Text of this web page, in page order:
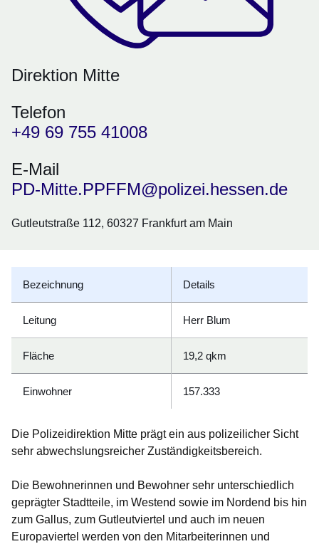
Direktion Mitte
Telefon
+49 69 755 41008
E-Mail
PD-Mitte.PPFFM@polizei.hessen.de
Gutleutstraße 112, 60327 Frankfurt am Main
Bezeichnung Details
Leitung Herr Blum
Fläche 19,2 qkm
Einwohner 157.333
Die Polizeidirektion Mitte prägt ein aus polizeilicher Sicht
sehr abwechslungsreicher Zuständigkeitsbereich.
Die Bewohnerinnen und Bewohner sehr unterschiedlich
geprägter Stadtteile, im Westend sowie im Nordend bis hin
zum Gallus, zum Gutleutviertel und auch im neuen
Europaviertel werden von den Mitarbeiterinnen und